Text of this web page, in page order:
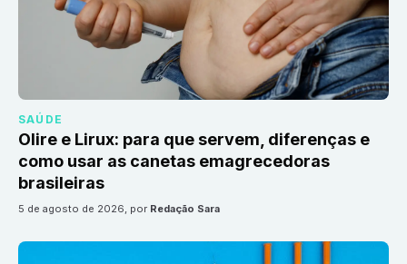
SAÚDE
Olire e Lirux: para que servem, diferenças e
como usar as canetas emagrecedoras
brasileiras
5 de agosto de 2026, por Redação Sara